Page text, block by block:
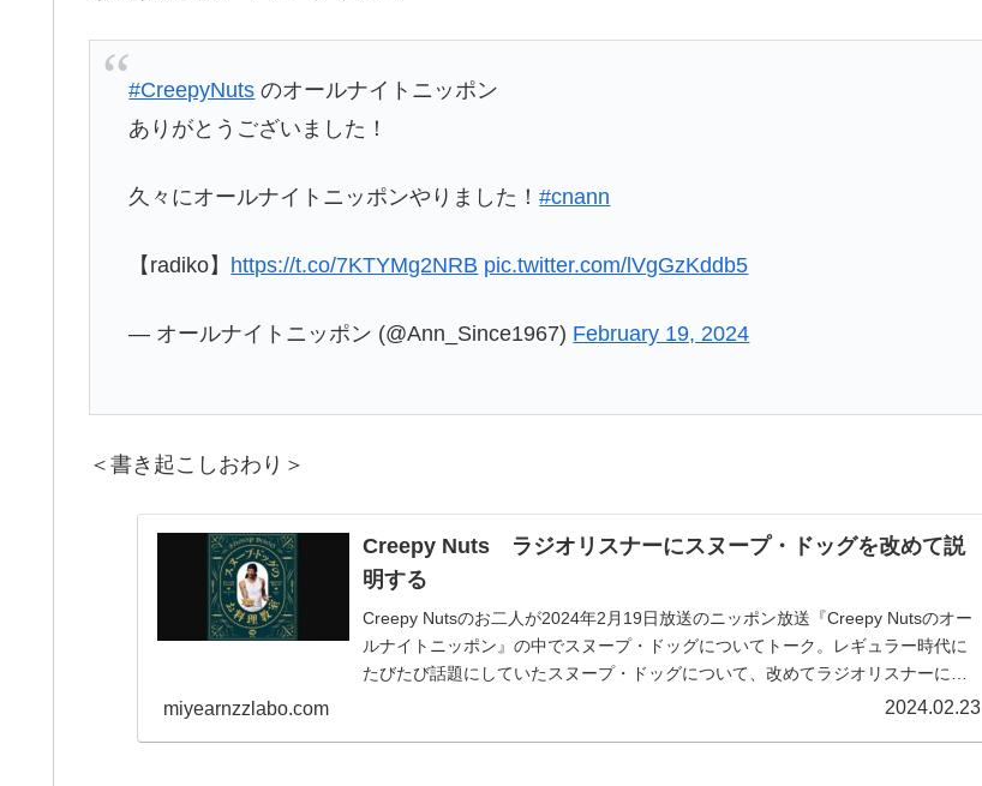
#CreepyNuts のオールナイトニッポン
ありがとうございました！
久々にオールナイトニッポンやりました！#cnann
【radiko】 https://t.co/7KTYMg2NRB pic.twitter.com/lVgGzKddb5
— オールナイトニッポン (@Ann_Since1967) February 19, 2024
＜書き起こしおわり＞
Creepy Nuts ラジオリスナーにスヌープ・ドッグを改めて説
明する
Creepy Nutsのお二人が2024年2月19日放送のニッポン放送『Creepy Nutsのオー
ルナイトニッポン』の中でスヌープ・ドッグについてトーク。レギュラー時代に
たびたび話題にしていたスヌープ・ドッグについて、改めてラジオリスナーにそ
miyearnzzlabo.com 2024.02.23